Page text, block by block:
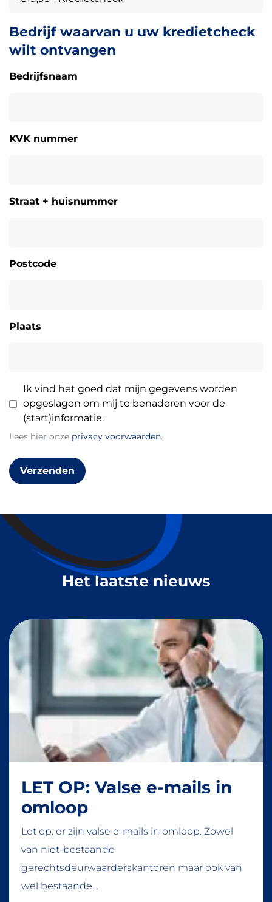
€19,95 - Kredietcheck
€34,95 - Kredietcheck uitgebreid rapport
Bedrijf waarvan u uw kredietcheck
wilt ontvangen
Bedrijfsnaam
KVK nummer
Straat + huisnummer
Postcode
Plaats
Ik vind het goed dat mijn gegevens worden
opgeslagen om mij te benaderen voor de
(start)informatie.
Lees hier onze privacy voorwaarden.
Verzenden
Het laatste nieuws
LET OP: Valse e-mails in
omloop
Let op: er zijn valse e-mails in omloop. Zowel
van niet-bestaande
gerechtsdeurwaarderskantoren maar ook van
wel bestaande…